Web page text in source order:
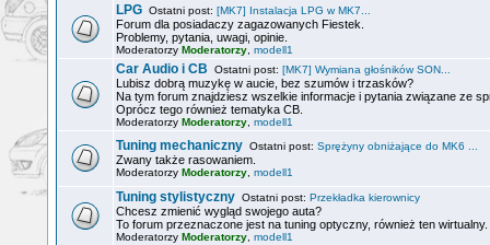
LPG Ostatni post: [MK7] Instalacja LPG w MK7...
Forum dla posiadaczy zagazowanych Fiestek.
Problemy, pytania, uwagi, opinie.
Moderatorzy Moderatorzy modell1
Car Audio i CB Ostatni post: [MK7] Wymiana głośników SON...
Lubisz dobrą muzykę w aucie, bez szumów i trzasków?
Na tym forum znajdziesz wszelkie informacje i pytania związane ze
Oprócz tego również tematyka CB.
Moderatorzy Moderatorzy modell1
Tuning mechaniczny Ostatni post: Sprężyny obniżające do MK6 ...
Zwany także rasowaniem.
Moderatorzy Moderatorzy modell1
Tuning stylistyczny Ostatni post: Przekładka kierownicy
Chcesz zmienić wygląd swojego auta?
To forum przeznaczone jest na tuning optyczny, również ten wirtualny.
Moderatorzy Moderatorzy modell1